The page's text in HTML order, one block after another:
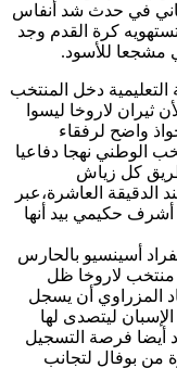
في حدث شد أنفاس
كرة القدم وجد
مشجعا للأسود.
دخل المنتخب
ثيران لاروخا ليسوا
واضح لرفقاء
الوطني نهجا دفاعيا
كل زياش
الدقيقة العاشرة،عبر
حكيمي بيد أنها
أسينسيو بالحارس
منتخب لاروخا ظل
المزراوي أن يسجل
ليتصدى لها
أيضا فرصة التسجيل
من بوفال لتجانب